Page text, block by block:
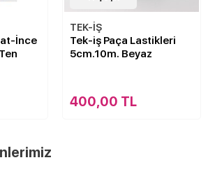
İnce
TEK-İŞ
Tek-iş Paça Lastikleri
5cm.10m. Beyaz
400,00 TL